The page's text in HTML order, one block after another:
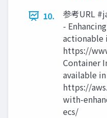
10.
参考URL
-
actionable
https://
Container
available in
https://
with-
ecs/